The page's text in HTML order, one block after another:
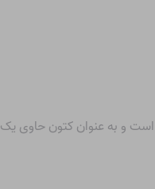
است و به عنوان کتون حاوی یک